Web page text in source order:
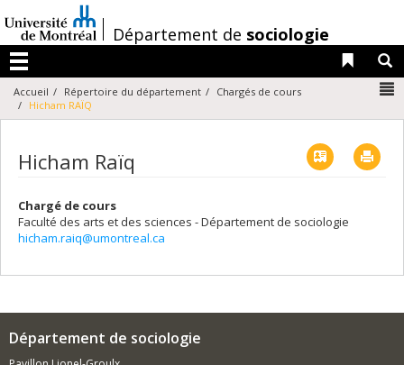
au
contenu
/Département de sociologie
Menu
Liens
Accueil Répertoire du département
Chargés de cours
Hicham RAÏQ
Hicham Raïq Vcard
Chargé de cours
Faculté des arts et des sciences - Département de sociologie
hicham.raiq@umontreal.ca
Département de sociologie